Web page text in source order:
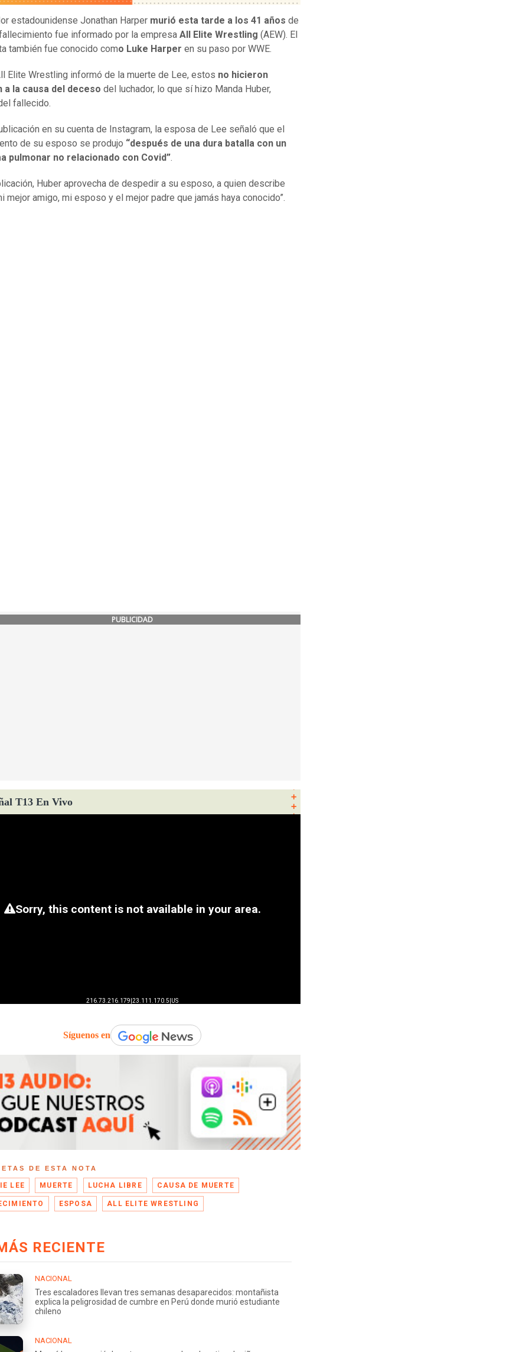
estadounidense Jonathan Harper murió esta tarde a los 41 años de
fue informado por la empresa All Elite Wrestling (AEW). El
también fue conocido como Luke Harper en su paso por WWE.
Elite Wrestling informó de la muerte de Lee, estos no hicieron
a la causa del deceso del luchador, lo que sí hizo Manda Huber,
fallecido.
en su cuenta de Instagram, la esposa de Lee señaló que el
de su esposo se produjo “después de una dura batalla con un
pulmonar no relacionado con Covid”.
Huber aprovecha de despedir a su esposo, a quien describe
mejor amigo, mi esposo y el mejor padre que jamás haya conocido”.
PUBLICIDAD
T13 En Vivo
Síguenos en
DE ESTA NOTA
LEE MUERTE LUCHA LIBRE CAUSA DE MUERTE
ESPOSA ALL ELITE WRESTLING
RECIENTE
NACIONAL
Tres escaladores llevan tres semanas desaparecidos: montañista
explica la peligrosidad de cumbre en Perú donde murió estudiante
chileno
NACIONAL